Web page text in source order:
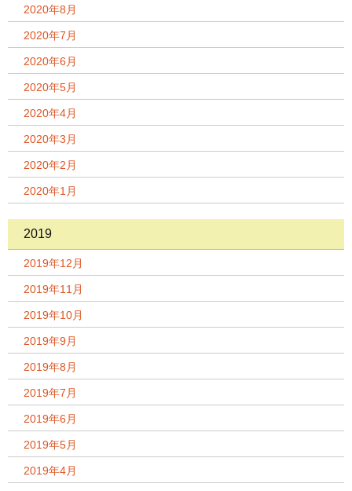
2020年8月
2020年7月
2020年6月
2020年5月
2020年4月
2020年3月
2020年2月
2020年1月
2019
2019年12月
2019年11月
2019年10月
2019年9月
2019年8月
2019年7月
2019年6月
2019年5月
2019年4月